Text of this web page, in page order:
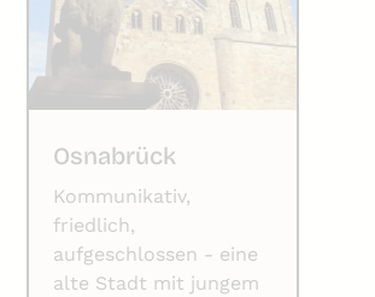
Osnabrück
Kommunikativ,
friedlich,
aufgeschlossen - eine
alte Stadt mit jungem